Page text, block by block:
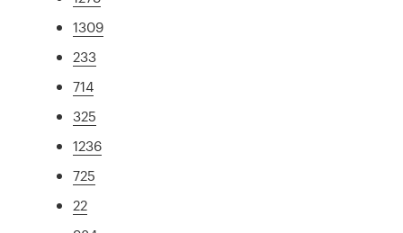
1309
233
714
325
1236
725
22